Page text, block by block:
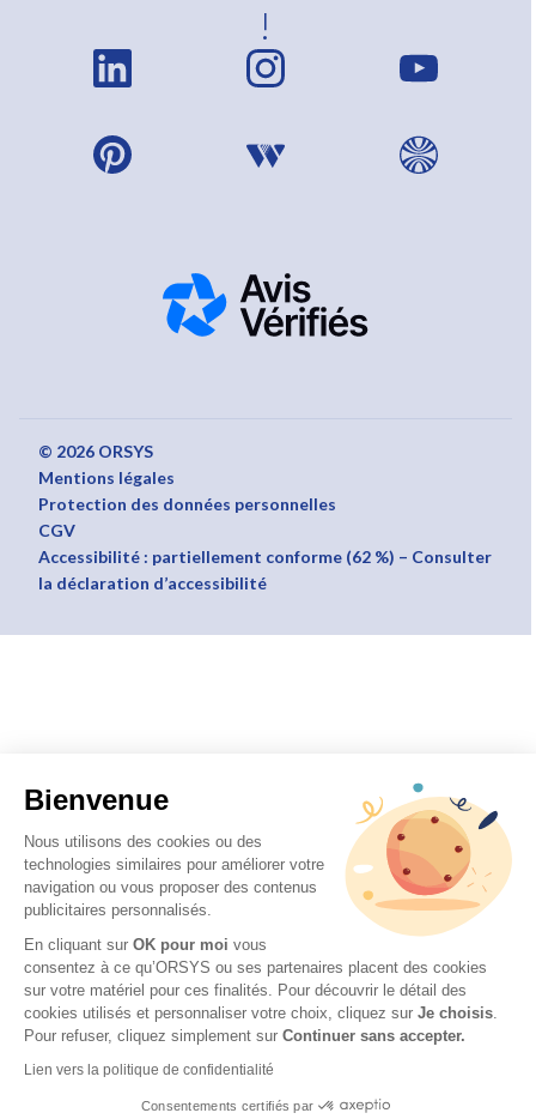
Bienvenue
Nous utilisons des cookies ou des
technologies similaires pour améliorer votre
navigation ou vous proposer des contenus
publicitaires personnalisés.
En cliquant sur OK pour moi vous
consentez à ce qu’ORSYS ou ses partenaires placent des cookies
sur votre matériel pour ces finalités. Pour découvrir le détail des
cookies utilisés et personnaliser votre choix, cliquez sur Je choisis.
Pour refuser, cliquez simplement sur Continuer sans accepter.
Lien vers la politique de confidentialité
Consentements certifiés par
!
© 2026 ORSYS
Mentions légales
Protection des données personnelles
CGV
Accessibilité : partiellement conforme (62 %) – Consulter
la déclaration d’accessibilité